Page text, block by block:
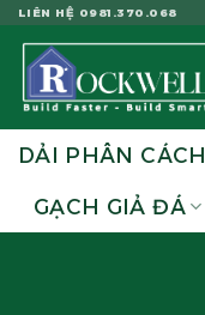
Skip
content
LIÊN HỆ 0981.370.068
DẢI PHÂN CÁCH
GẠCH GIẢ ĐÁ